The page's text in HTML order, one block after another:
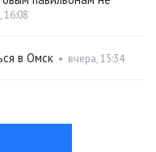
16:08
в Омск • вчера, 15:34